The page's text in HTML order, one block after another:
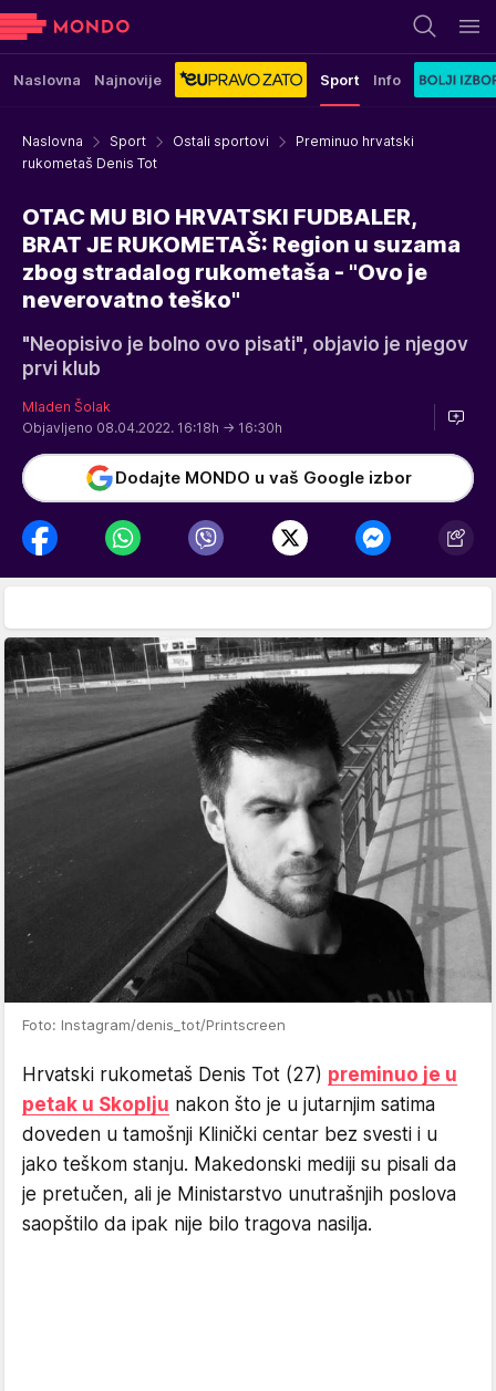
Naslovna Najnovije Sport Info
Naslovna Sport Ostali sportovi
Preminuo hrvatski
rukometaš Denis Tot
OTAC MU BIO HRVATSKI FUDBALER,
BRAT JE RUKOMETAŠ: Region u suzama
zbog stradalog rukometaša - "Ovo je
neverovatno teško"
"Neopisivo je bolno ovo pisati", objavio je njegov
prvi klub
Mladen Šolak
Objavljeno 08.04.2022. 16:18h → 16:30h
Dodajte MONDO u vaš Google izbor
Foto: Instagram/denis_tot/Printscreen
Hrvatski rukometaš Denis Tot (27) preminuo je u
petak u Skoplju nakon što je u jutarnjim satima
doveden u tamošnji Klinički centar bez svesti i u
jako teškom stanju. Makedonski mediji su pisali da
je pretučen, ali je Ministarstvo unutrašnjih poslova
saopštilo da ipak nije bilo tragova nasilja.